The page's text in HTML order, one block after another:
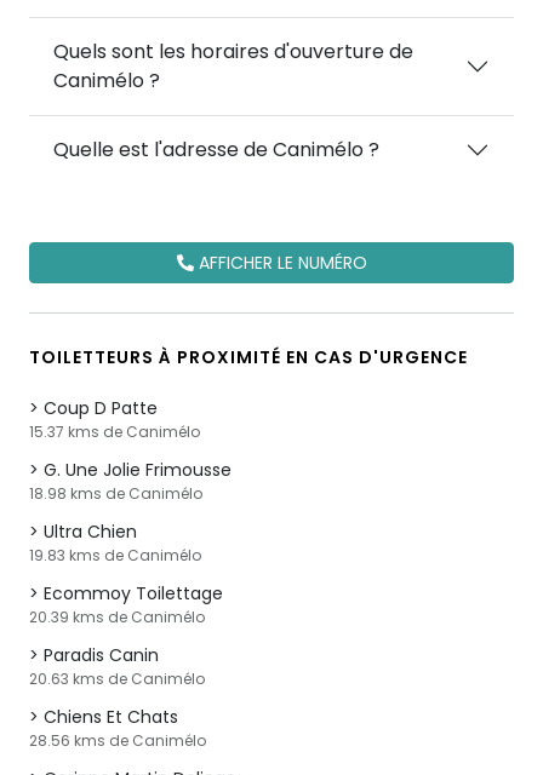
Quels sont les horaires d'ouverture de
Canimélo ?
Quelle est l'adresse de Canimélo ?
AFFICHER LE NUMÉRO
TOILETTEURS À PROXIMITÉ EN CAS D'URGENCE
Coup D Patte
15.37 kms de Canimélo
G. Une Jolie Frimousse
18.98 kms de Canimélo
Ultra Chien
19.83 kms de Canimélo
Ecommoy Toilettage
20.39 kms de Canimélo
Paradis Canin
20.63 kms de Canimélo
Chiens Et Chats
28.56 kms de Canimélo